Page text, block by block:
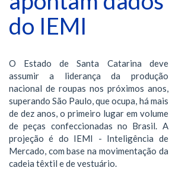
do IEMI
O Estado de Santa Catarina deve
assumir a liderança da produção
nacional de roupas nos próximos anos,
superando São Paulo, que ocupa, há mais
de dez anos, o primeiro lugar em volume
de peças confeccionadas no Brasil. A
projeção é do IEMI - Inteligência de
Mercado, com base na movimentação da
cadeia têxtil e de vestuário.